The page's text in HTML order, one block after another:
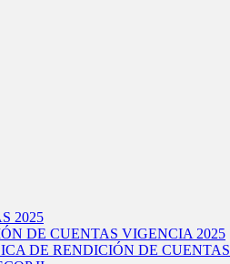
2025
DE CUENTAS VIGENCIA 2025
DE RENDICIÓN DE CUENTAS